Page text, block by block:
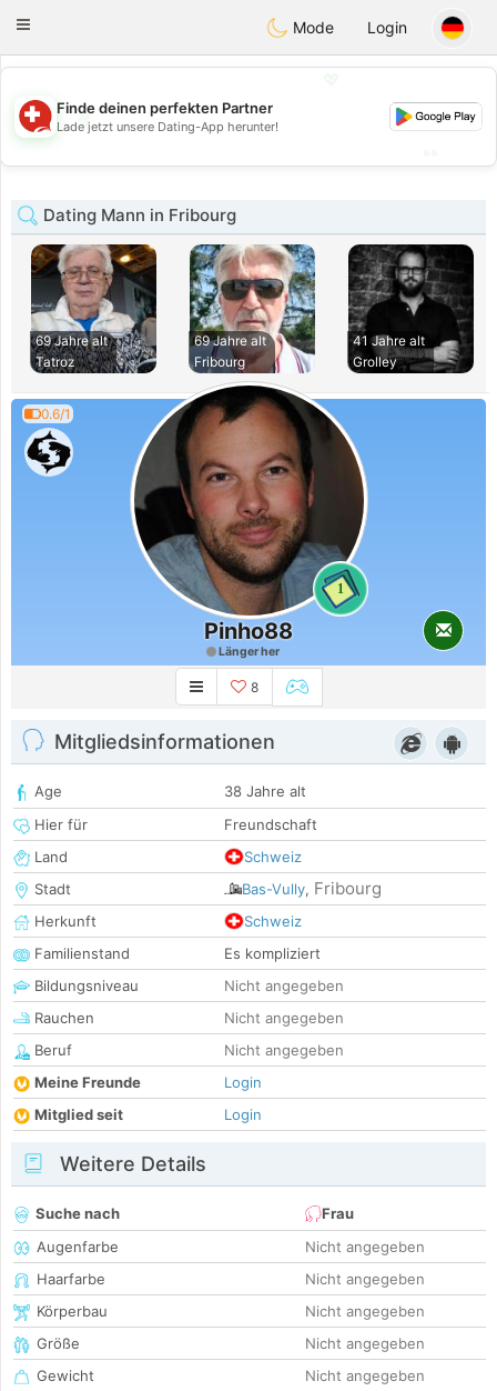
Suissi
Toggle
Mode Login
💖
💕
Finde deinen perfekten Partner
Lade jetzt unsere Dating-App herunter!
Dating Mann in Fribourg
69 Jahre alt
Tatroz
69 Jahre alt
Fribourg
41 Jahre alt
Grolley
0.6/1
1
Pinho88
Länger her
8
Mitgliedsinformationen
Age
38 Jahre alt
Hier für
Freundschaft
Land
Schweiz
Stadt
Bas-Vully, Fribourg
Herkunft
Schweiz
Familienstand
Es kompliziert
Bildungsniveau
Nicht angegeben
Rauchen
Nicht angegeben
Beruf
Nicht angegeben
Meine Freunde
Login
Mitglied seit
Login
Weitere Details
Suche nach
Frau
Augenfarbe
Nicht angegeben
Haarfarbe
Nicht angegeben
Körperbau
Nicht angegeben
Größe
Nicht angegeben
Gewicht
Nicht angegeben